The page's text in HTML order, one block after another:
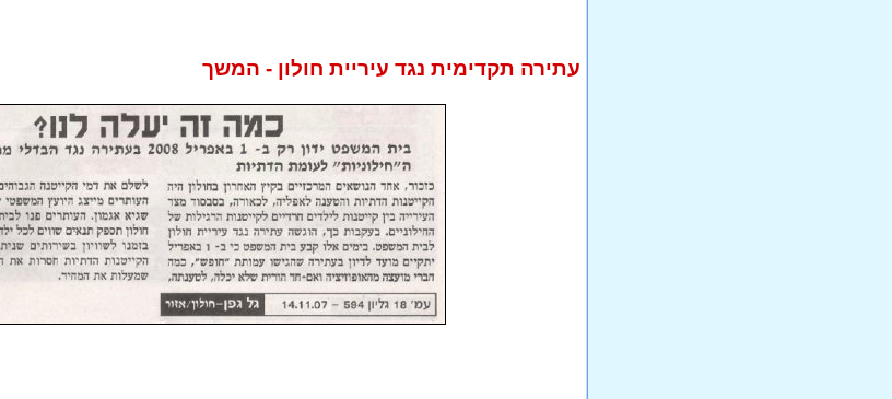
עתירה תקדימית נגד עיריית חולון - המשך